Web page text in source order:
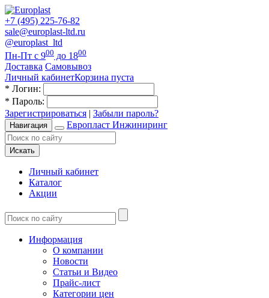
+7 (495) 225-76-82
sale@europlast-ltd.ru
@europlast_ltd
Пн-Пт с 900 до 1800
Доставка Самовывоз
Личный кабинетКорзина пуста
* Логин:
* Пароль:
Зарегистрироваться | Забыли пароль?
Навигация Европласт Инжиниринг
Искать
Личный кабинет
Каталог
Акции
Информация
О компании
Новости
Статьи и Видео
Прайс-лист
Категории цен